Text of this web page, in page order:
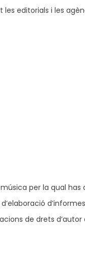
editorials i les
per la qual has
d’informes
de drets d’autor